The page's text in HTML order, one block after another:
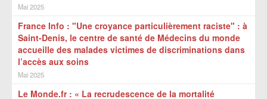
Mai 2025
France Info : "Une croyance particulièrement raciste" : à
Saint-Denis, le centre de santé de Médecins du monde
accueille des malades victimes de discriminations dans
l’accès aux soins
Mai 2025
Le Monde.fr : « La recrudescence de la mortalité